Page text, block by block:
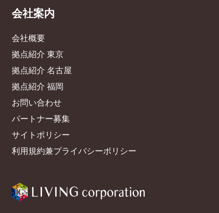
会社案内
会社概要
拠点紹介 東京
拠点紹介 名古屋
拠点紹介 福岡
お問い合わせ
パートナー募集
サイトポリシー
利用規約兼プライバシーポリシー